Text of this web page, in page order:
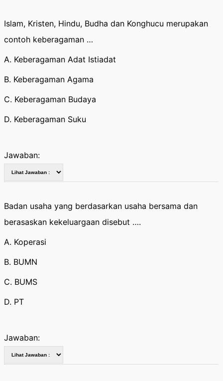
Islam, Kristen, Hindu, Budha dan Konghucu merupakan
contoh keberagaman …
A. Keberagaman Adat Istiadat
B. Keberagaman Agama
C. Keberagaman Budaya
D. Keberagaman Suku
Jawaban:
Badan usaha yang berdasarkan usaha bersama dan
berasaskan kekeluargaan disebut ….
A. Koperasi
B. BUMN
C. BUMS
D. PT
Jawaban: